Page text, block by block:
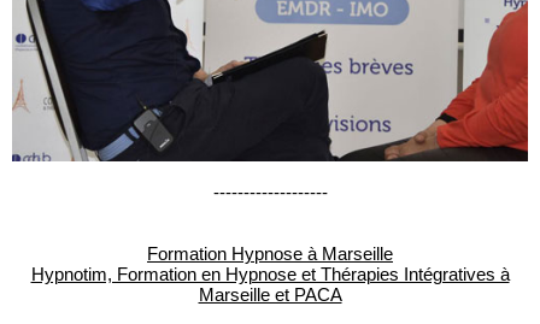
-------------------
Formation Hypnose à Marseille
Hypnotim, Formation en Hypnose et Thérapies Intégratives à
Marseille et PACA